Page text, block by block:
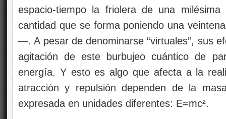
espacio-tiempo la friolera de una
cantidad que se forma poniendo una
—. A pesar de denominarse “virtuales”, sus
agitación de este burbujeo cuántico de
energía. Y esto es algo que afecta a la
atracción y repulsión dependen de la
expresada en unidades diferentes: E=mc².